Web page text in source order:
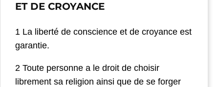
ET DE CROYANCE
1 La liberté de conscience et de croyance est
garantie.
2 Toute personne a le droit de choisir
librement sa religion ainsi que de se forger